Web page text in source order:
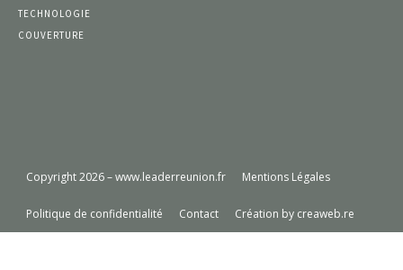
TECHNOLOGIE
COUVERTURE
Copyright 2026 – www.leaderreunion.fr Mentions Légales
Politique de confidentialité Contact Création by creaweb.re